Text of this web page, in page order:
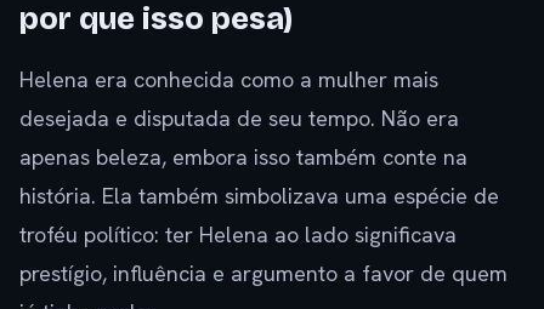
por que isso pesa)
Helena era conhecida como a mulher mais
desejada e disputada de seu tempo. Não era
apenas beleza, embora isso também conte na
história. Ela também simbolizava uma espécie de
troféu político: ter Helena ao lado significava
prestígio, influência e argumento a favor de quem